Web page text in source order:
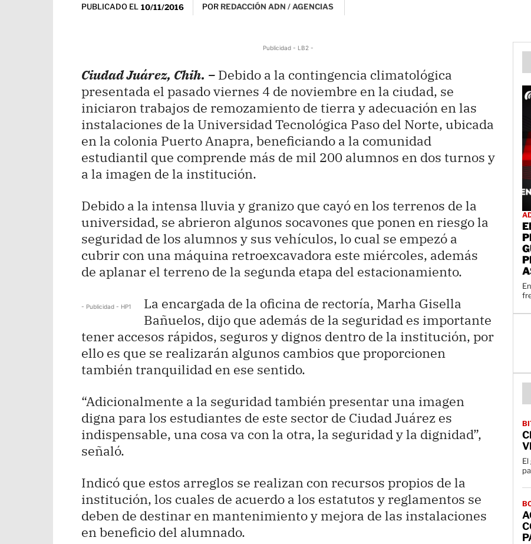
PUBLICADO EL 10/11/2016 POR REDACCIÓN ADN / AGENCIAS
Publicidad - LB2 -
Ciudad Juárez, Chih. – Debido a la contingencia climatológica
presentada el pasado viernes 4 de noviembre en la ciudad, se
iniciaron trabajos de remozamiento de tierra y adecuación en las
instalaciones de la Universidad Tecnológica Paso del Norte, ubicada
en la colonia Puerto Anapra, beneficiando a la comunidad
estudiantil que comprende más de mil 200 alumnos en dos turnos y
a la imagen de la institución.
Debido a la intensa lluvia y granizo que cayó en los terrenos de la
universidad, se abrieron algunos socavones que ponen en riesgo la
seguridad de los alumnos y sus vehículos, lo cual se empezó a
cubrir con una máquina retroexcavadora este miércoles, además
de aplanar el terreno de la segunda etapa del estacionamiento.
- Publicidad - HP1
La encargada de la oficina de rectoría, Marha Gisella
Bañuelos, dijo que además de la seguridad es importante
tener accesos rápidos, seguros y dignos dentro de la institución, por
ello es que se realizarán algunos cambios que proporcionen
también tranquilidad en ese sentido.
“Adicionalmente a la seguridad también presentar una imagen
digna para los estudiantes de este sector de Ciudad Juárez es
indispensable, una cosa va con la otra, la seguridad y la dignidad”,
señaló.
Indicó que estos arreglos se realizan con recursos propios de la
institución, los cuales de acuerdo a los estatutos y reglamentos se
deben de destinar en mantenimiento y mejora de las instalaciones
en beneficio del alumnado.